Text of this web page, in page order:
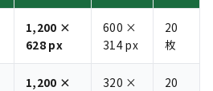
1,200 ×
628 px
600 ×
314 px
20
枚
1,200 ×
320 ×
20